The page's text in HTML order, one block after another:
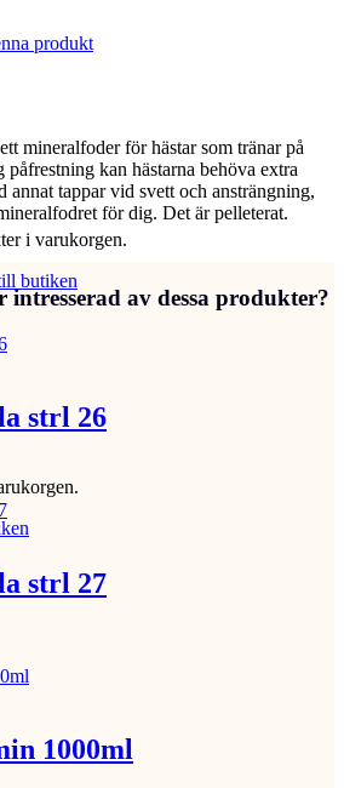
i varukorgen.
butiken
produkt
mineralfoder för hästar som tränar på
kan hästarna behöva extra
annat tappar vid svett och ansträngning,
för dig. Det är pelleterat.
intresserad av dessa produkter?
strl 26
strl 27
1000ml